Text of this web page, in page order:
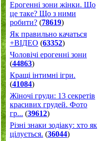
Ерогенні зони жінки. Що
це таке? Що з ними
робити? (78619)
Як правильно качаться
+ВІДЕО (63352)
Чоловічі ерогенні зони
(44863)
Кращі інтимні ігри.
(41084)
Жіночі груди: 13 секретів
красивих грудей. Фото
гр... (39612)
Різні знаки зодіаку: хто як
цілується. (36044)